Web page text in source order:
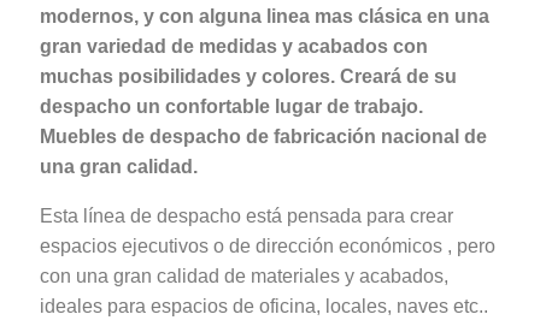
modernos, y con alguna linea mas clásica en una
gran variedad de medidas y acabados con
muchas posibilidades y colores. Creará de su
despacho un confortable lugar de trabajo.
Muebles de despacho de fabricación nacional de
una gran calidad.
Esta línea de despacho está pensada para crear
espacios ejecutivos o de dirección económicos , pero
con una gran calidad de materiales y acabados,
ideales para espacios de oficina, locales, naves etc..